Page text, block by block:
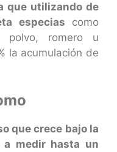
que utilizando de
especias como
polvo, romero u
la acumulación de
que crece bajo la
medir hasta un